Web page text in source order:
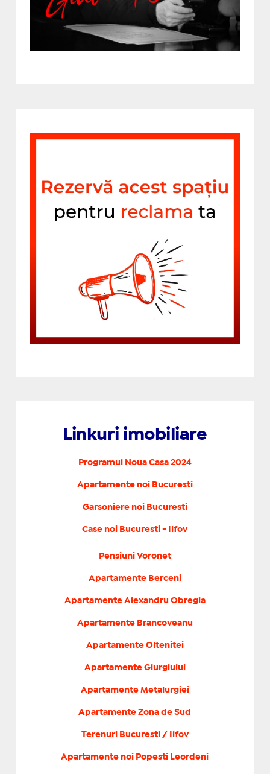
Linkuri imobiliare
Programul Noua Casa 2024
Apartamente noi Bucuresti
Garsoniere noi Bucuresti
Case noi Bucuresti - Ilfov
Pensiuni Voronet
Apartamente Berceni
Apartamente Alexandru Obregia
Apartamente Brancoveanu
Apartamente Oltenitei
Apartamente Giurgiului
Apartamente Metalurgiei
Apartamente Zona de Sud
Terenuri Bucuresti / Ilfov
Apartamente noi Popesti Leordeni